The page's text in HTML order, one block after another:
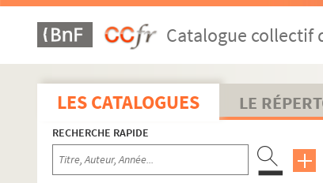
Catalogue collectif
LES CATALOGUES LE
RECHERCHE RAPIDE